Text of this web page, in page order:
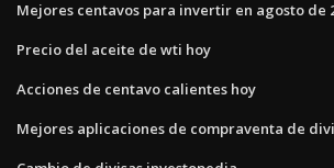
Mejores centavos para invertir en agosto de
Precio del aceite de wti hoy
Acciones de centavo calientes hoy
Mejores aplicaciones de compraventa de